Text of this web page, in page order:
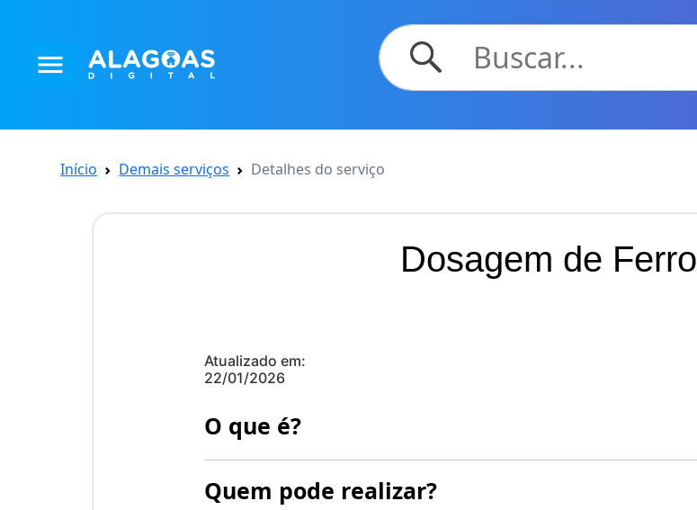
menu
Início Demais serviços Detalhes do serviço
Dosagem de
Atualizado em:
22/01/2026
O que é?
Quem pode realizar?